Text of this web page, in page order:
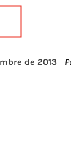
de 2013